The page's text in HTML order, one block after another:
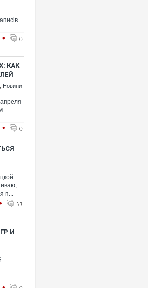
• 0
КАК
Новини
• 0
п...
33
И